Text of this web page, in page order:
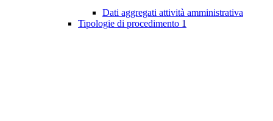
Dati aggregati attività amministrativa
Tipologie di procedimento 1